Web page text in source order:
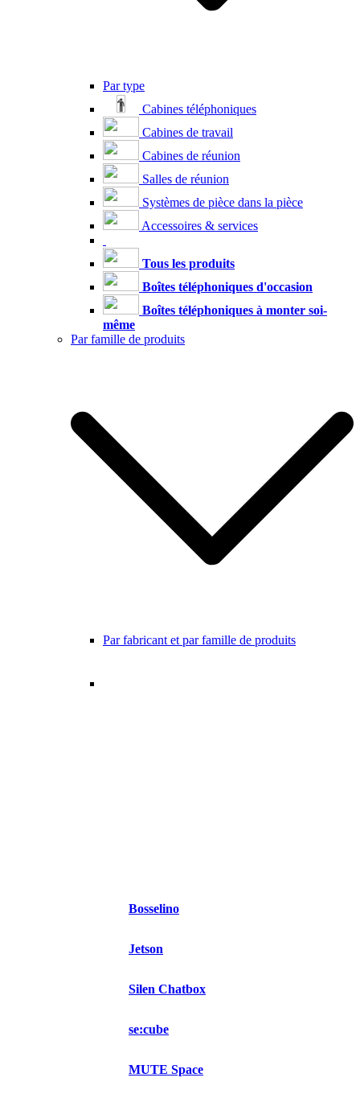
Par type
Cabines téléphoniques
Cabines de travail
Cabines de réunion
Salles de réunion
Systèmes de pièce dans la pièce
Accessoires & services
Tous les produits
Boîtes téléphoniques d'occasion
Boîtes téléphoniques à monter soi-
même
Par famille de produits
Par fabricant et par famille de produits
Bosselino
Jetson
Silen Chatbox
se:cube
MUTE Space